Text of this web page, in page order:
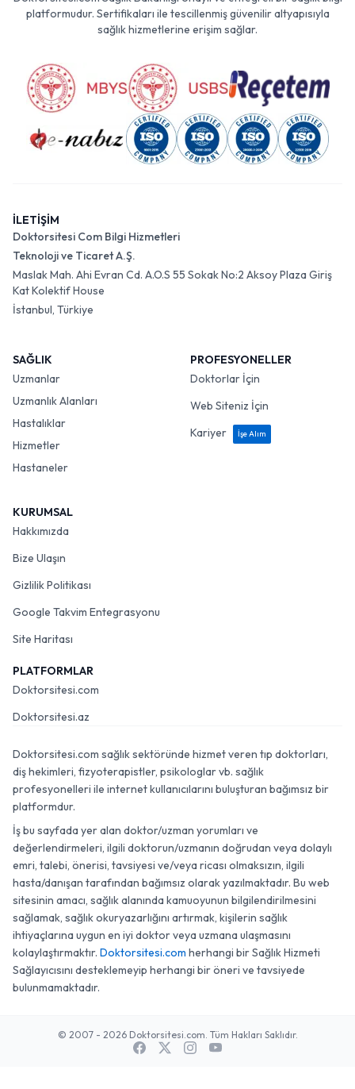
platformudur. Sertifikaları ile tescillenmiş güvenilir altyapısıyla
sağlık hizmetlerine erişim sağlar.
İLETİŞİM
Doktorsitesi Com Bilgi Hizmetleri
Teknoloji ve Ticaret A.Ş.
Maslak Mah. Ahi Evran Cd. A.O.S 55 Sokak No:2 Aksoy Plaza Giriş
Kat Kolektif House
İstanbul, Türkiye
SAĞLIK
Uzmanlar
Uzmanlık Alanları
Hastalıklar
Hizmetler
Hastaneler
PROFESYONELLER
Doktorlar İçin
Web Siteniz İçin
Kariyer
İşe Alım
KURUMSAL
Hakkımızda
Bize Ulaşın
Gizlilik Politikası
Google Takvim Entegrasyonu
Site Haritası
PLATFORMLAR
Doktorsitesi.com
Doktorsitesi.az
Doktorsitesi.com sağlık sektöründe hizmet veren tıp doktorları,
diş hekimleri, fizyoterapistler, psikologlar vb. sağlık
profesyonelleri ile internet kullanıcılarını buluşturan bağımsız bir
platformdur.
İş bu sayfada yer alan doktor/uzman yorumları ve
değerlendirmeleri, ilgili doktorun/uzmanın doğrudan veya dolaylı
emri, talebi, önerisi, tavsiyesi ve/veya ricası olmaksızın, ilgili
hasta/danışan tarafından bağımsız olarak yazılmaktadır. Bu web
sitesinin amacı, sağlık alanında kamuoyunun bilgilendirilmesini
sağlamak, sağlık okuryazarlığını artırmak, kişilerin sağlık
ihtiyaçlarına uygun en iyi doktor veya uzmana ulaşmasını
kolaylaştırmaktır. Doktorsitesi.com herhangi bir Sağlık Hizmeti
Sağlayıcısını desteklemeyip herhangi bir öneri ve tavsiyede
bulunmamaktadır.
© 2007 - 2026 Doktorsitesi.com. Tüm Hakları Saklıdır.